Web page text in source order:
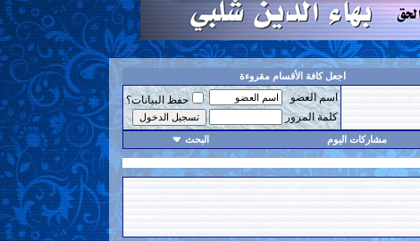
اجعل كافة الأقسام مقروءة
اسم العضو
حفظ البيانات؟
كلمة المرور
مشاركات اليوم البحث